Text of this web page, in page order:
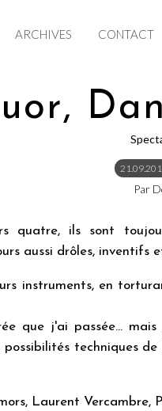
ARCHIVES CONTACT
Par
quatre, ils sont
aussi drôles, inventifs
instruments, en
que j'ai passée...
techniques
Laurent Vercambre,